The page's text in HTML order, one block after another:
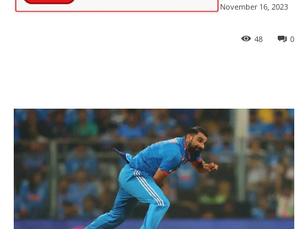
November 16, 2023
0
48